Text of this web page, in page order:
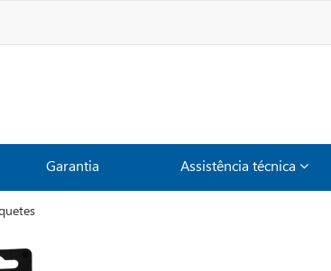
Garantia Assistência técnica